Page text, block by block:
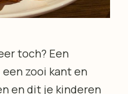
toch? Een
zooi kant en
en dit je kinderen